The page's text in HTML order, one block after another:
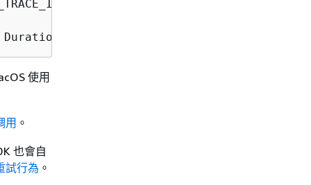
"Root=1-5d02e5ca-
Duration: 79.67 ms      Billed Duration:
使用
用 。
也會自
試行為 。